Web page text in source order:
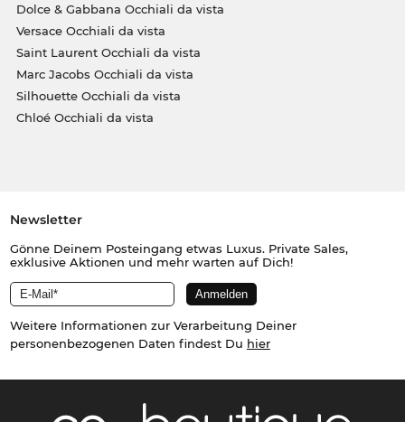
Dolce & Gabbana Occhiali da vista
Versace Occhiali da vista
Saint Laurent Occhiali da vista
Marc Jacobs Occhiali da vista
Silhouette Occhiali da vista
Chloé Occhiali da vista
Newsletter
Gönne Deinem Posteingang etwas Luxus. Private Sales,
exklusive Aktionen und mehr warten auf Dich!
Weitere Informationen zur Verarbeitung Deiner
personenbezogenen Daten findest Du hier